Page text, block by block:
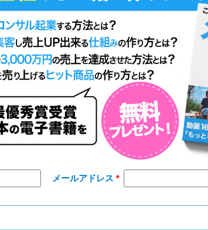
メールアドレス